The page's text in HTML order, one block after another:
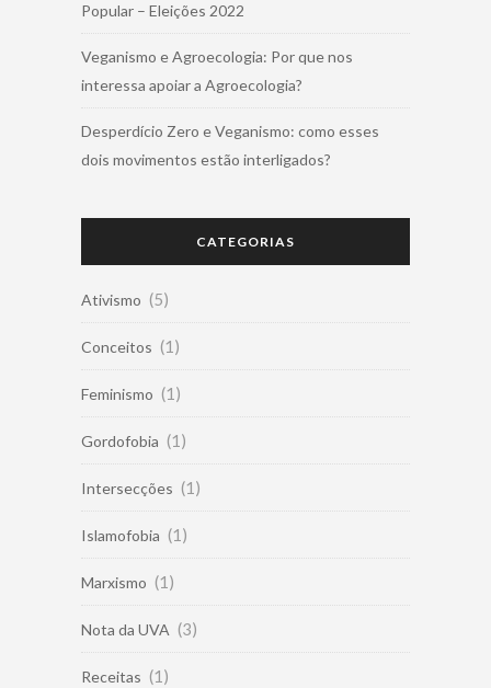
Popular – Eleições 2022
Veganismo e Agroecologia: Por que nos
interessa apoiar a Agroecologia?
Desperdício Zero e Veganismo: como esses
dois movimentos estão interligados?
CATEGORIAS
Ativismo (5)
Conceitos (1)
Feminismo (1)
Gordofobia (1)
Intersecções (1)
Islamofobia (1)
Marxismo (1)
Nota da UVA (3)
Receitas (1)